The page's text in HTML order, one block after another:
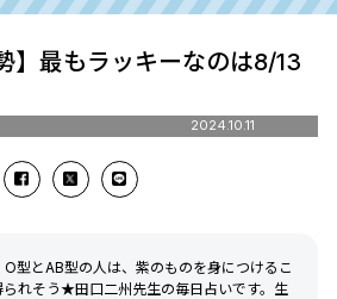
】最もラッキーなのは8/13
2024.10.11
とAB型の人は、紫のものを身につけるこ
られそう★田口二州先生の毎日占いです。生